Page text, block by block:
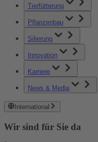
Tierfütterung
Pflanzenbau
Silierung
Innovation
Karriere
News & Media
International
Wir sind für Sie da